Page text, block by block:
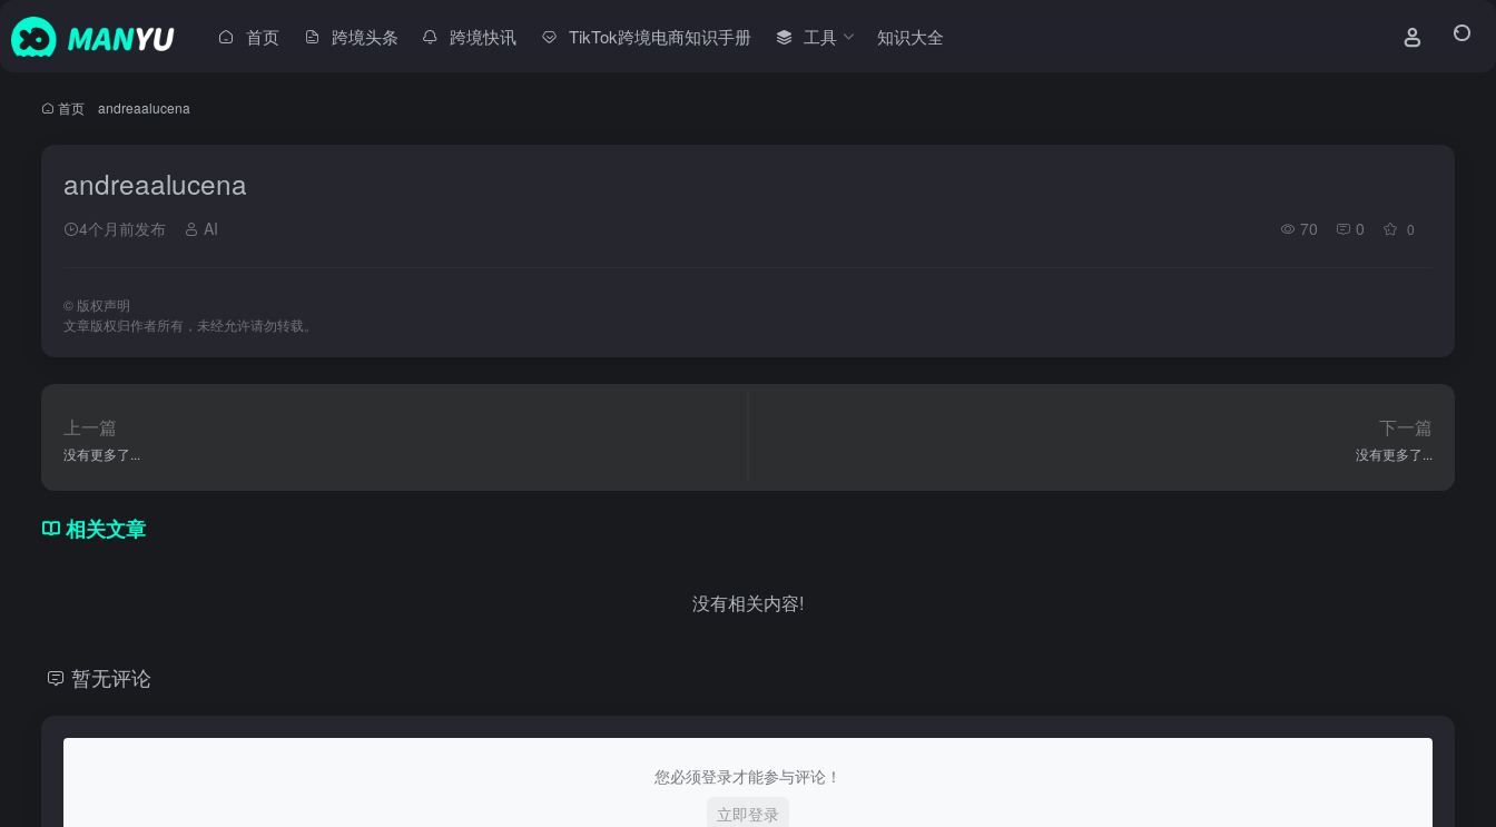
首页 跨境头条 跨境快讯 TikTok跨境电商知识手册 工具 知识大全
首页 andreaalucena
andreaalucena
4个月前发布 AI 70 0 0
© 版权声明
文章版权归作者所有，未经允许请勿转载。
上一篇
没有更多了...
下一篇
没有更多了...
相关文章
没有相关内容!
暂无评论
您必须登录才能参与评论！
立即登录